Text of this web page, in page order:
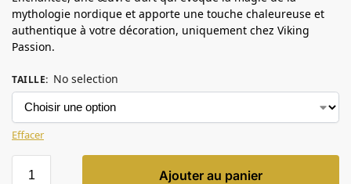
mythologie nordique et apporte une touche chaleureuse et
authentique à votre décoration, uniquement chez Viking
Passion.
TAILLE: No selection
Effacer
Ajouter au panier